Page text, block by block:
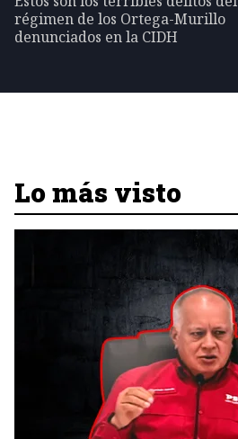
régimen de los Ortega-Murillo
denunciados en la CIDH
Lo más visto